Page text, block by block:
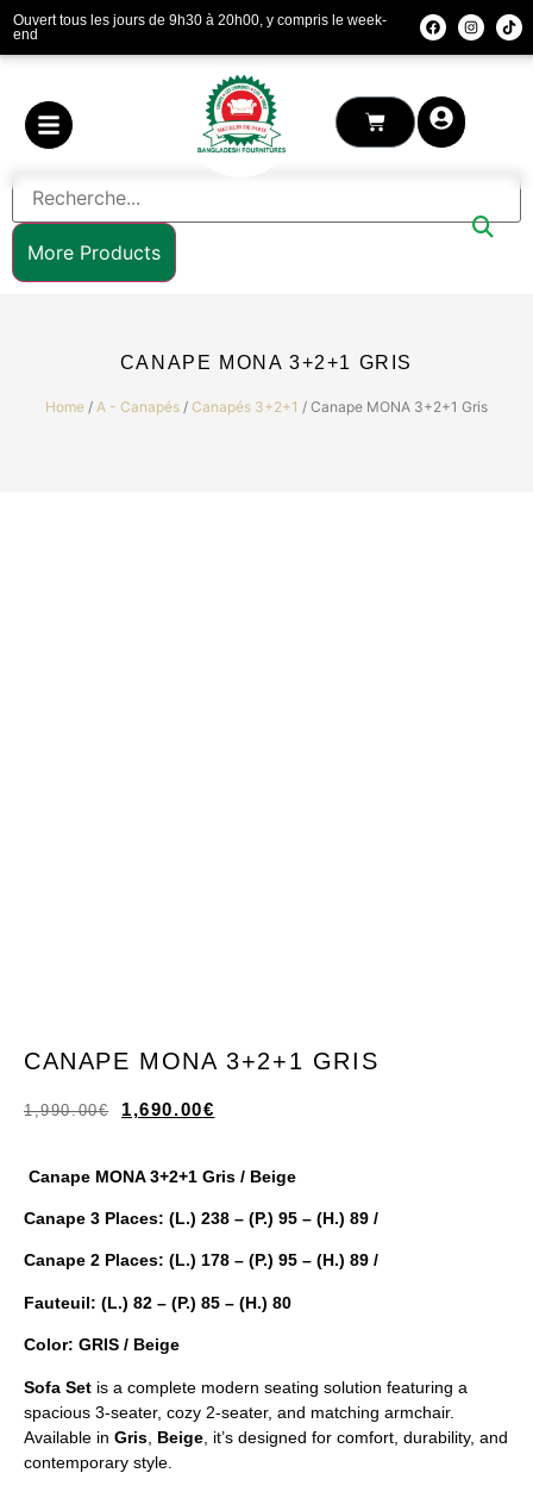
Ouvert tous les jours de 9h30 à 20h00, y compris le week-
end
More Products
CANAPE MONA 3+2+1 GRIS
Home / A - Canapés / Canapés 3+2+1 / Canape MONA 3+2+1 Gris
CANAPE MONA 3+2+1 GRIS
1,990.00€ 1,690.00€
Canape MONA 3+2+1 Gris / Beige
Canape 3 Places: (L.) 238 – (P.) 95 – (H.) 89 /
Canape 2 Places: (L.) 178 – (P.) 95 – (H.) 89 /
Fauteuil: (L.) 82 – (P.) 85 – (H.) 80
Color: GRIS / Beige
Sofa Set is a complete modern seating solution featuring a
spacious 3-seater, cozy 2-seater, and matching armchair.
Available in Gris Beige , it’s designed for comfort, durability, and
contemporary style.